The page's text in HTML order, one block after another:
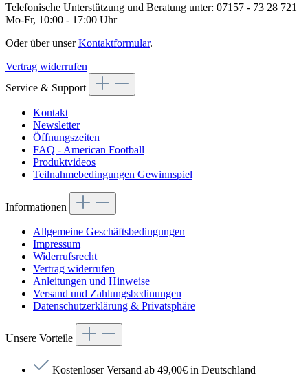
Telefonische Unterstützung und Beratung unter: 07157 - 73 28 721
Mo-Fr, 10:00 - 17:00 Uhr
Oder über unserKontaktformular.
Vertrag widerrufen
Service & Support
Kontakt
Newsletter
Öffnungszeiten
FAQ - American Football
Produktvideos
Teilnahmebedingungen Gewinnspiel
Informationen
Allgemeine Geschäftsbedingungen
Impressum
Widerrufsrecht
Vertrag widerrufen
Anleitungen und Hinweise
Versand und Zahlungsbedinungen
Datenschutzerklärung & Privatsphäre
Unsere Vorteile
Kostenloser Versand ab 49,00€ in Deutschland